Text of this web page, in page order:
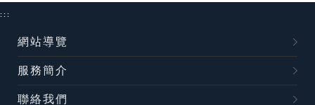
:::
網站導覽
服務簡介
聯絡我們